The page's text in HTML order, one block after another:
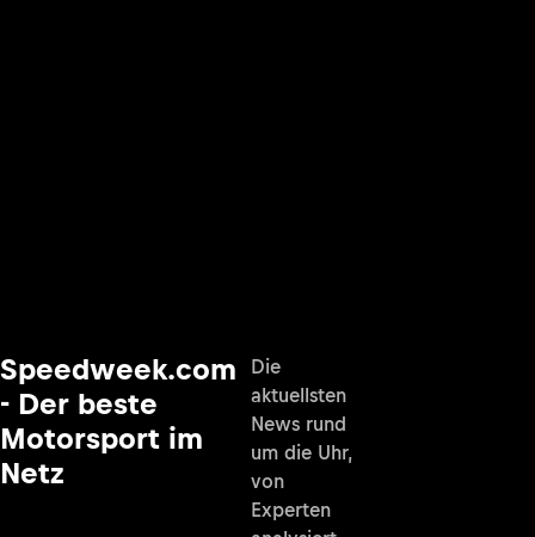
Speedweek.com
- Der beste
Motorsport im
Netz
Die
aktuellsten
News rund
um die Uhr,
von
Experten